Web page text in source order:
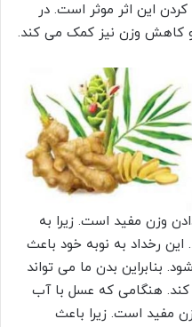
این اثر موثر است. در
کاهش وزن نیز کمک می کند.
وزن مفید است. زیرا به
رخداد به نوبه خود باعث
بنابراین بدن ما می تواند
کند. هنگامی که عسل با آب
مفید است. زیرا باعث